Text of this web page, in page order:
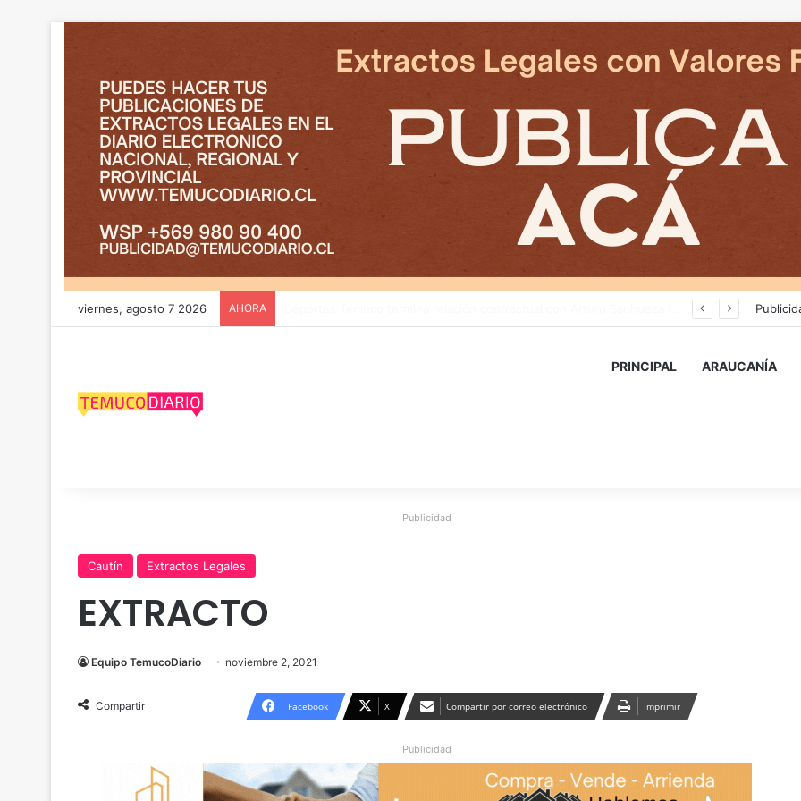
viernes, agosto 7 2026 AHORA
PRINCIPAL ARAUCANÍA
Publicidad
Cautín Extractos Legales
EXTRACTO
Equipo TemucoDiario noviembre 2, 2021
Compartir Facebook X Compartir por correo electrónico Imprimir
Publicidad